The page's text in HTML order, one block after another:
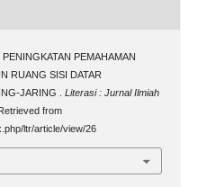
PEMAHAMAN
RUANG SISI DATAR
JARING . Literasi : Jurnal Ilmiah
from
ltr/article/view/26